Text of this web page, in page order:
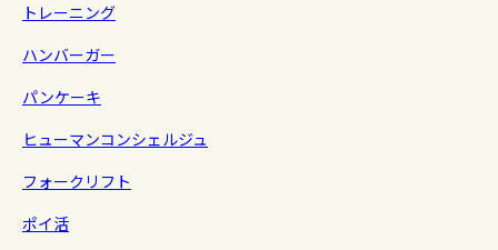
トレーニング
ハンバーガー
パンケーキ
ヒューマンコンシェルジュ
フォークリフト
ポイ活